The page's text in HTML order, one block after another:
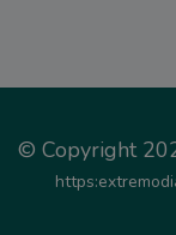
© Copyright